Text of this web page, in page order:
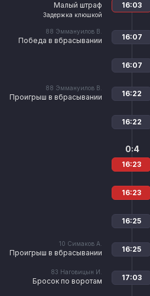
Малый штраф
Задержка клюшкой
16:03
88 Эммануилов В.
Победа в вбрасывании 16:07
16:07
88 Эммануилов В.
Проигрыш в вбрасывании 16:22
16:22
0:4
16:23
16:23
16:25
10 Симаков А.
Проигрыш в вбрасывании 16:25
83 Наговицын И.
Бросок по воротам 17:03